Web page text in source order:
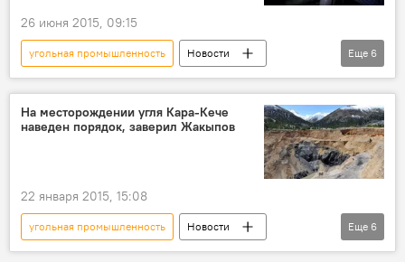
26 июня 2015, 09:15
угольная промышленность
Новости
Кыргызстан
экономика
Общество
ОАО "Сулюкта-комур"
госдолг
Еще 6
На месторождении угля Кара-Кече
наведен порядок, заверил Жакыпов
22 января 2015, 15:08
угольная промышленность
Новости
Кыргызстан
Общество
Кара-Кече
Еще 6